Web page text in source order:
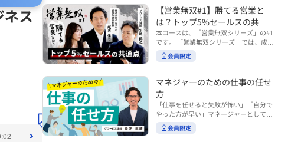
ネス
る新規事業の創出」では、新規事業やス
タートアップを取り巻く環境がどのよう
に変化しているのかを俯瞰し、新たな価
値創造と非連続な成長を生み出すため
に、AI時代における事業機会の捉え方
や、成功確率を高めるための考え方につ
携わるリーダー・マネージャーの方 ・AI
を活用して事業創出のスピードや成功確
率を高めたい方 ・AI時代における新規事
業リーダーの役割やマインドセットを学
びたい方 ■AIシフトシリーズとは？ 『AI
BUSINESS SHIFTシリーズ』は以下の3
【営業無双#1】勝てる営業と
は？トップ5%セールスの共通
点
本コースは、「営業無双シリーズ」の#1
です。 「営業無双シリーズ」では、成約
率アップに向けて、お客様に選ばれ続け
る無双の営業になるための実践的な考え
（#2以降は順次公開） 本コースでは、
「勝てる営業とは？トップ5%セールス
の共通点」をテーマに BtoBでお客様に
選ばれる営業の役割 トップ5％のセール
スに共通する行動や考え方 成果につなが
る実践的なポイント などを解説します。
◾️こんな方におすすめ 提案しても顧客に
会員限定
マネジャーのための仕事の任せ
方
「仕事を任せると失敗が怖い」「自分で
やった方が早い」マネージャーとしてメ
ンバーやチームの力を引き出しながら成
果を上げるには、どのように仕事を任せ
会員限定